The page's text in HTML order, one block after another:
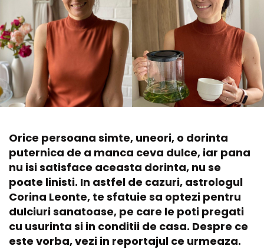
Orice persoana simte, uneori, o dorinta
puternica de a manca ceva dulce, iar pana
nu isi satisface aceasta dorinta, nu se
poate linisti. In astfel de cazuri, astrologul
Corina Leonte, te sfatuie sa optezi pentru
dulciuri sanatoase, pe care le poti pregati
cu usurinta si in conditii de casa. Despre ce
este vorba, vezi in reportajul ce urmeaza.